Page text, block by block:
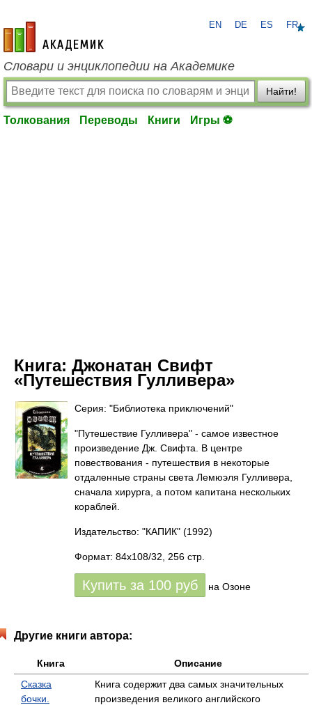
academic.ru
EN DE ES FR
Словари и энциклопедии на Академике
Найти!
Толкования Переводы Книги Игры ⚽
Книга: Джонатан Свифт
«Путешествия Гулливера»
Серия: "Библиотека приключений"
"Путешествие Гулливера" - самое известное
произведение Дж. Свифта. В центре
повествования - путешествия в некоторые
отдаленные страны света Лемюэля Гулливера,
сначала хирурга, а потом капитана нескольких
кораблей.
Издательство: "КАПИК" (1992)
Формат: 84x108/32, 256 стр.
Купить за 100 руб на Озоне
Другие книги автора:
Книга
Описание
Сказка
бочки.
Книга содержит два самых значительных
произведения великого английского